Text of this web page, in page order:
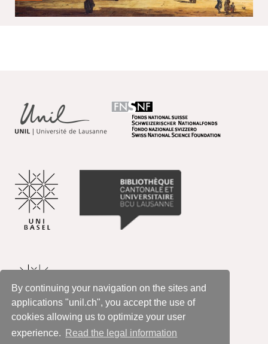
By continuing your navigation on the sites and
applications "unil.ch", you accept the use of
cookies allowing us to optimize your user
experience.
Read the legal information